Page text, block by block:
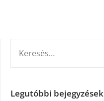
Legutóbbi bejegyzések